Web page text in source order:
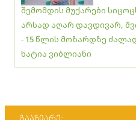
შემომდის მუქარები
არსად აღარ დავდივარ,
- 15 წლის მოზარდზე
ხატია ვიბლიანი